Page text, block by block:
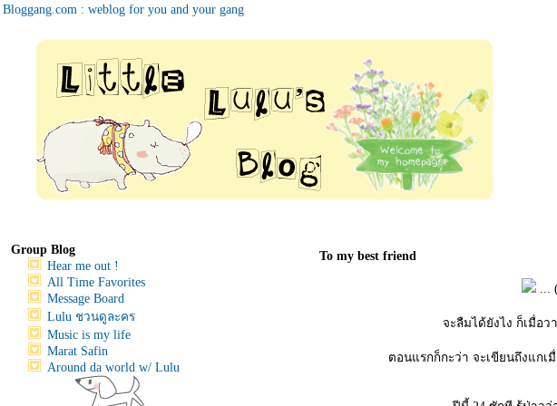
Bloggang.com : weblog for you and your gang
Group Blog
Hear me out !
All Time Favorites
Message Board
Lulu ชวนดูละคร
Music is my life
Marat Safin
Around da world w/ Lulu
To my best friend
...
จะลืมได้ยังไง ก็เมื่อว
ตอนแรกก็กะว่า จะเขียนถึงแก